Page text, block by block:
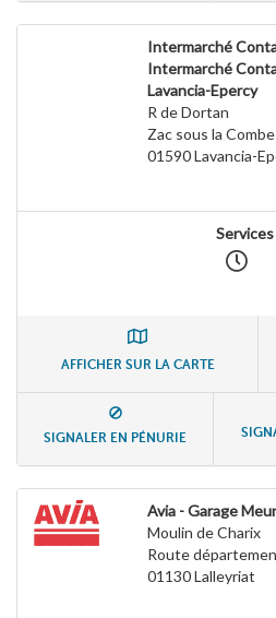
Intermarché
Intermarché
Lavancia-Epercy
R de Dortan
Zac sous la Combe
01590Lavancia-
Services
AFFICHER SUR LA CARTE
SIGNALER EN PÉNURIE
Avia - Garage
Moulin de Charix
Route
01130Lalleyriat